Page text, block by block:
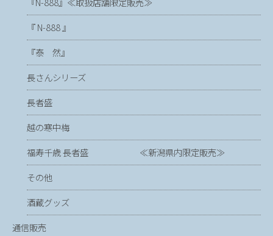
『 N-888 』
『泰 然』
長さんシリーズ
長者盛
越の寒中梅
福寿千歳 長者盛 ≪新潟県内限定販売≫
その他
酒蔵グッズ
通信販売